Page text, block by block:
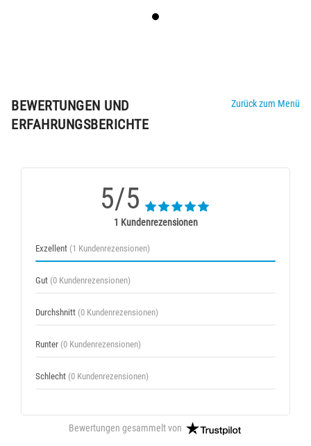
BEWERTUNGEN UND
ERFAHRUNGSBERICHTE
Zurück zum Menü
5/5
1 Kundenrezensionen
Exzellent (1 Kundenrezensionen)
Gut (0 Kundenrezensionen)
Durchshnitt (0 Kundenrezensionen)
Runter (0 Kundenrezensionen)
Schlecht (0 Kundenrezensionen)
Bewertungen gesammelt von